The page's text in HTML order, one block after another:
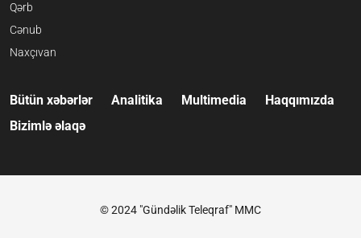
Qərb
Cənub
Naxçıvan
Bütün xəbərlər Analitika Multimedia
Haqqımızda
Bizimlə əlaqə
© 2024 "Gündəlik Teleqraf" MMC